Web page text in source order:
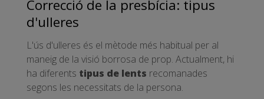
Correcció de la presbícia: tipus
d'ulleres
L'ús d'ulleres és el mètode més habitual per al
maneig de la visió borrosa de prop. Actualment, hi
ha diferents tipus de lents recomanades
segons les necessitats de la persona.